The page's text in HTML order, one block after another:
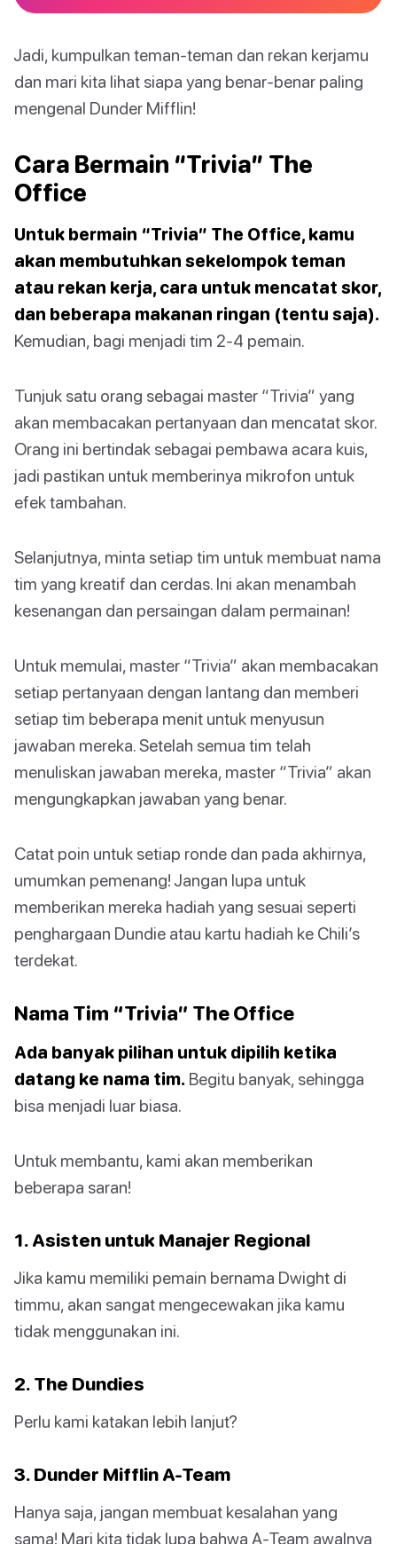
Jadi, kumpulkan teman-teman dan rekan kerjamu
dan mari kita lihat siapa yang benar-benar paling
mengenal Dunder Mifflin!
Cara Bermain “Trivia” The
Office
Untuk bermain “Trivia” The Office, kamu
akan membutuhkan sekelompok teman
atau rekan kerja, cara untuk mencatat skor,
dan beberapa makanan ringan (tentu saja).
Kemudian, bagi menjadi tim 2-4 pemain.
Tunjuk satu orang sebagai master “Trivia” yang
akan membacakan pertanyaan dan mencatat skor.
Orang ini bertindak sebagai pembawa acara kuis,
jadi pastikan untuk memberinya mikrofon untuk
efek tambahan.
Selanjutnya, minta setiap tim untuk membuat nama
tim yang kreatif dan cerdas. Ini akan menambah
kesenangan dan persaingan dalam permainan!
Untuk memulai, master “Trivia” akan membacakan
setiap pertanyaan dengan lantang dan memberi
setiap tim beberapa menit untuk menyusun
jawaban mereka. Setelah semua tim telah
menuliskan jawaban mereka, master “Trivia” akan
mengungkapkan jawaban yang benar.
Catat poin untuk setiap ronde dan pada akhirnya,
umumkan pemenang! Jangan lupa untuk
memberikan mereka hadiah yang sesuai seperti
penghargaan Dundie atau kartu hadiah ke Chili’s
terdekat.
Nama Tim “Trivia” The Office
Ada banyak pilihan untuk dipilih ketika
datang ke nama tim. Begitu banyak, sehingga
bisa menjadi luar biasa.
Untuk membantu, kami akan memberikan
beberapa saran!
1. Asisten untuk Manajer Regional
Jika kamu memiliki pemain bernama Dwight di
timmu, akan sangat mengecewakan jika kamu
tidak menggunakan ini.
2. The Dundies
Perlu kami katakan lebih lanjut?
3. Dunder Mifflin A-Team
Hanya saja, jangan membuat kesalahan yang
sama! Mari kita tidak lupa bahwa A-Team awalnya